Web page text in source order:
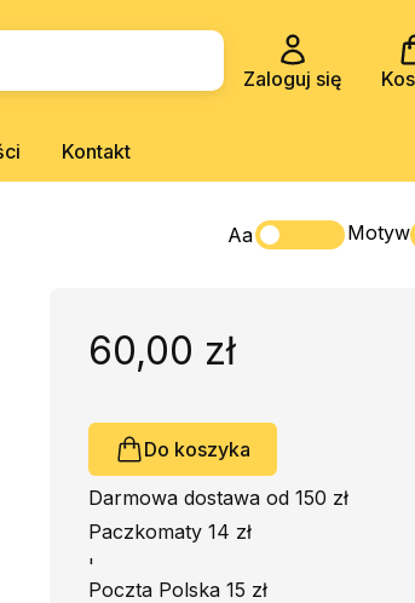
Zaloguj się
Kontakt
Aa Motyw
60,00 zł
Do koszyka
Darmowa dostawa od 150 zł
Paczkomaty 14 zł
'
Poczta Polska 15 zł